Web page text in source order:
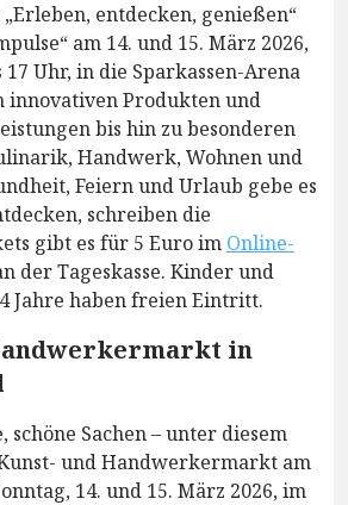
entdecken, genießen“
am 14. und 15. März 2026,
Uhr, in die Sparkassen-Arena
innovativen Produkten und
bis hin zu besonderen
Handwerk, Wohnen und
Feiern und Urlaub gebe es
schreiben die
gibt es für 5 Euro im Online-
der Tageskasse. Kinder und
Jahre haben freien Eintritt.
in
schöne Sachen – unter diesem
und Handwerkermarkt am
14. und 15. März 2026, im